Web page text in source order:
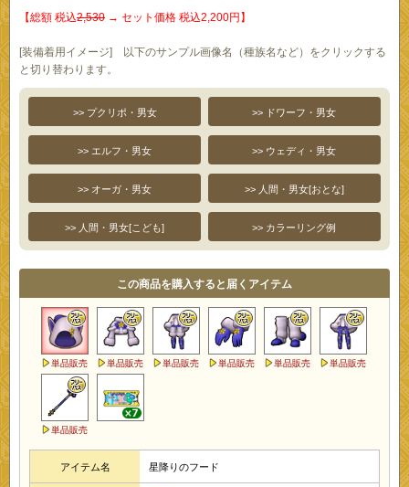
【総額 税込2,530 → セット価格 税込2,200円】
[装備着用イメージ] 以下のサンプル画像名（種族名など）をクリックする
と切り替わります。
>> プクリポ・男女 >> ドワーフ・男女
>> エルフ・男女 >> ウェディ・男女
>> オーガ・男女 >> 人間・男女[おとな]
>> 人間・男女[こども] >> カラーリング例
この商品を購入すると届くアイテム
単品販売 単品販売 単品販売 単品販売 単品販売 単品販売
単品販売
アイテム名 星降りのフード